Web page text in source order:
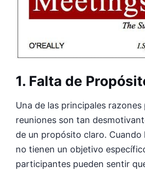
1. Falta de
Una de las principales razones
reuniones son tan
de un propósito claro. Cuando
no tienen un objetivo
participantes pueden sentir